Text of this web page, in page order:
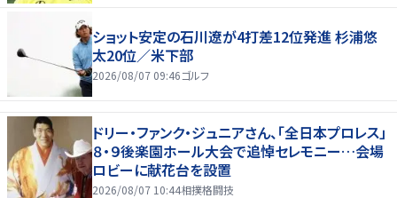
ショット安定の石川遼が4打差12位発進 杉浦悠
太20位／米下部
2026/08/07 09:46ゴルフ
ドリー・ファンク・ジュニアさん、「全日本プロレス」
８・９後楽園ホール大会で追悼セレモニー…会場
ロビーに献花台を設置
2026/08/07 10:44相撲格闘技